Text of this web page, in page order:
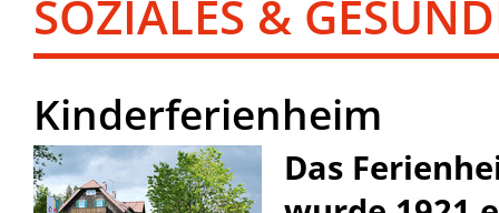
SOZIALES &
Kinderferienheim
Das